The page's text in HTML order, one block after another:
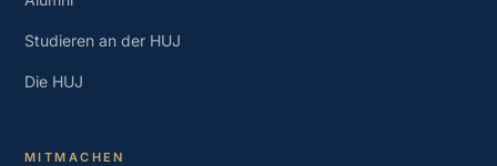
Studieren an der HUJ
Die HUJ
MITMACHEN